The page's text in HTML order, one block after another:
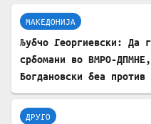
МАКЕДОНИЈА
Љубчо Георгиевски: Да
србомани во ВМРО-
Богдановски беа против
ДРУГО